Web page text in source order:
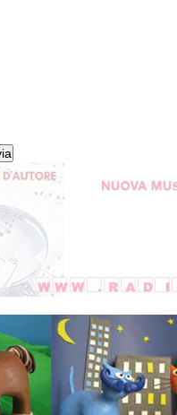
- 2004 -